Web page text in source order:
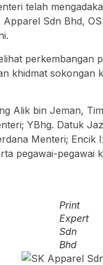
telah
Sdn Bhd,
perkembangan
khidmat
Alik bin Jeman,
YBhg. Datuk
Menteri; Encik
pegawai-pegawai
Print
Expert
Sdn
Bhd